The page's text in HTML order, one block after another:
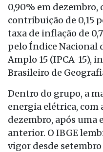
0,90% em
contribuição de 0,15
taxa de inflação de
pelo Índice Nacional
Amplo 15 (IPCA-15),
Brasileiro de
Dentro do grupo, a
energia elétrica, com
dezembro, após uma
anterior. O IBGE
vigor desde